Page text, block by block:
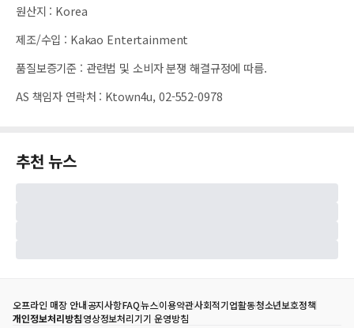
원산지 : Korea
제조/수입 : Kakao Entertainment
품질보증기준 : 관련법 및 소비자 분쟁 해결규정에 따름.
AS 책임자 연락처 : Ktown4u, 02-552-0978
추천 뉴스
오프라인 매장 안내공지사항FAQ뉴스이용약관사회적기업활동청소년보호정책
개인정보처리방침영상정보처리기기 운영방침